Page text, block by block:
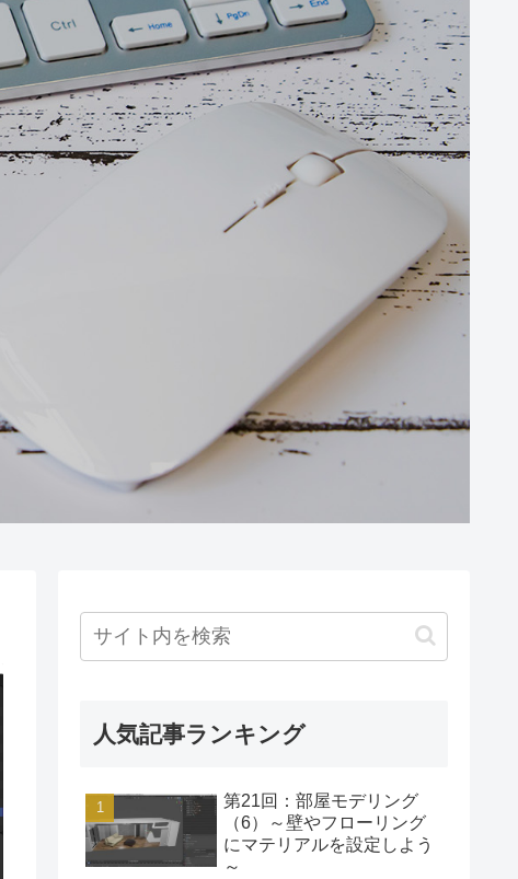
人気記事ランキング
第21回：部屋モデリング
（6）～壁やフローリング
にマテリアルを設定しよう
～